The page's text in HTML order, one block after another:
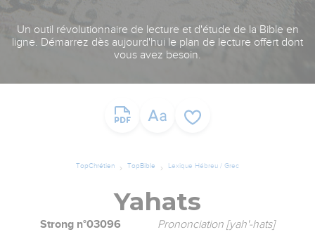
Un outil révolutionnaire de lecture et d'étude de la Bible en
ligne. Démarrez dès aujourd'hui le plan de lecture offert dont
vous avez besoin.
TopChrétien TopBible Lexique Hébreu / Grec
Yahats
Strong n°03096 Prononciation [yah'-hats]